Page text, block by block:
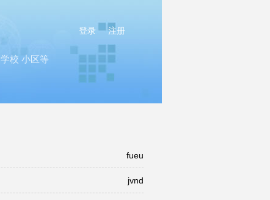
注册
登录
学校 小区等
fueu
jvnd